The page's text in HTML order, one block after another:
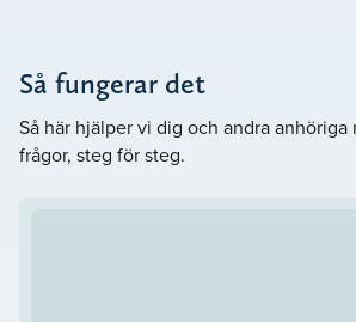
Så fungerar det
Så här hjälper vi dig och andra anhöriga
frågor, steg för steg.